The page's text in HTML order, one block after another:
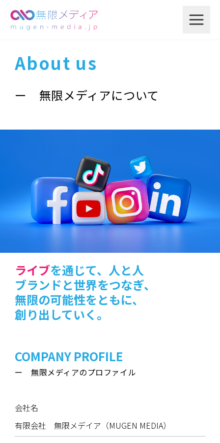
About us
ー 無限メディアについて
ライブを通じて、人と人
ブランドと世界をつなぎ、
無限の可能性をともに、
創り出していく。
COMPANY PROFILE
ー 無限メディアのプロファイル
会社名
有限会社 無限メデイア（MUGEN MEDIA）